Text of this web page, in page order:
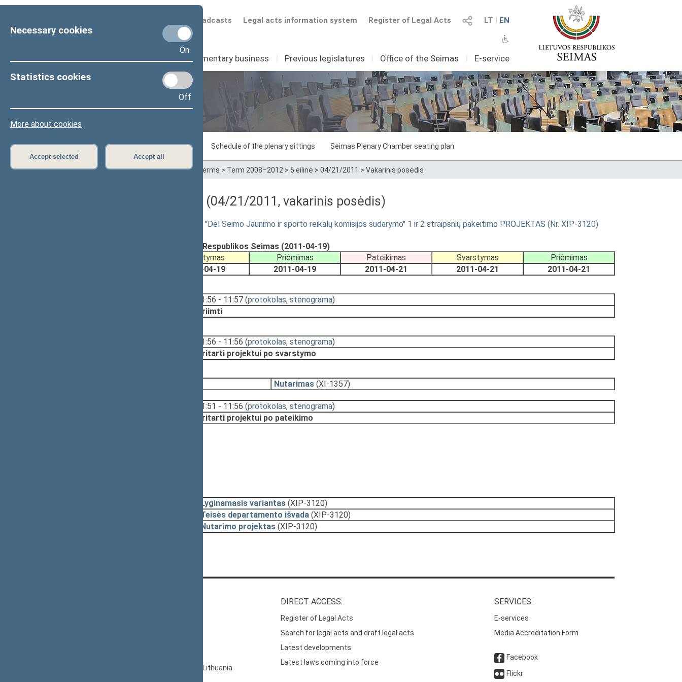
Necessary cookies
On
Statistics cookies
Off
More about cookies
Accept selected Accept all
LT I EN
Register of Legal Acts
Legal acts information system
Scheduled broadcasts
Seimas I Parliamentary business I Previous legislatures I Office of the Seimas I E-service
Sitting in progress Plenary sittings Schedule of the plenary sittings Seimas Plenary Chamber seating plan
Home>Plenary sittings>Parliamentary terms > Term 2008–2012 > 6 eilinė > 04/21/2011 > Vakarinis posėdis
Darbotvarkės klausimas (04/21/2011, vakarinis posėdis)
Seimo NUTARIMO dėl Seimo nutarimo "Dėl Seimo Jaunimo ir sporto reikalų komisijos sudarymo" 1 ir 2 straipsnių pakeitimo PROJEKTAS (Nr. XIP-3120)
Irena DEGUTIENĖ, Lietuvos Respublikos Seimas (2011-04-19)
Svarstymas Priėmimas Pateikimas Svarstymas
Priėmimas
2011-04-19 2011-04-19 2011-04-21 2011-04-21 2011-04-21
11:56 - 11:57 (protokolas, stenograma)
Priimti
11:56 - 11:56 (protokolas, stenograma)
Pritarti projektui po svarstymo
Nutarimas (XI-1357)
11:51 - 11:56 (protokolas, stenograma)
Pritarti projektui po pateikimo
Lyginamasis variantas (XIP-3120)
Teisės departamento išvada (XIP-3120)
Nutarimo projektas (XIP-3120)
© Office of the Seimas of the Republic of Lithuania
DIRECT ACCESS:
Register of Legal Acts
Search for legal acts and draft legal acts
Latest developments
Latest laws coming into force
SERVICES:
E-services
Media Accreditation Form
Facebook
Flickr